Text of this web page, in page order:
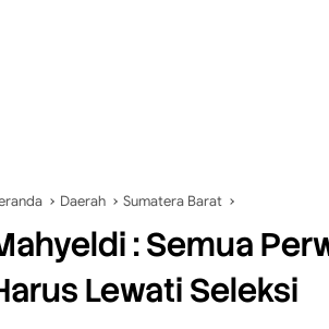
Daerah Sumatera Barat
: Semua
Lewati Seleksi